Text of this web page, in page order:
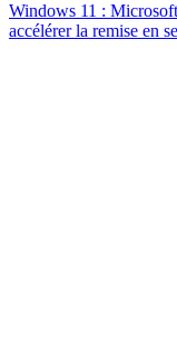
Windows 11 :
accélérer la remise en